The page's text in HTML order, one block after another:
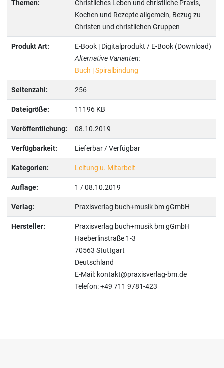
Themen:
Christliches Leben und christliche Praxis,
Kochen und Rezepte allgemein, Bezug zu
Christen und christlichen Gruppen
Produkt Art:
E-Book | Digitalprodukt / E-Book (Download)
Alternative Varianten:
Buch | Spiralbindung
Seitenzahl: 256
Dateigröße: 11196 KB
Veröffentlichung: 08.10.2019
Verfügbarkeit: Lieferbar / Verfügbar
Kategorien: Leitung u. Mitarbeit
Auflage: 1 / 08.10.2019
Verlag: Praxisverlag buch+musik bm gGmbH
Hersteller:
Praxisverlag buch+musik bm gGmbH
Haeberlinstraße 1-3
70563 Stuttgart
Deutschland
E-Mail: kontakt@praxisverlag-bm.de
Telefon: +49 711 9781-423